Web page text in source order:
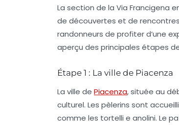
La section de la Via Francigena
de découvertes et de
randonneurs de profiter d’une
aperçu des principales étapes
Étape 1 : La ville de Piacenza
La ville de Piacenza, située au
culturel. Les pèlerins sont
comme les tortelli e anolini. Le